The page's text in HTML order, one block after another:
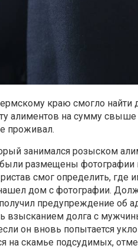
краю смогло найти
алиментов на сумму
проживал.
занимался розыском
размещены
смог определить, где
дом с фотографии.
предупреждение об
взысканием долга с
он вновь попытается
на скамье подсудимых,